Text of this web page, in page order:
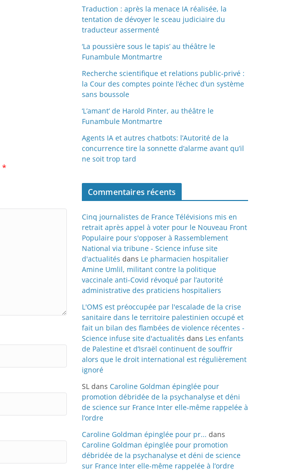
*
Traduction : après la menace IA réalisée, la
tentation de dévoyer le sceau judiciaire du
traducteur assermenté
‘La poussière sous le tapis’ au théâtre le
Funambule Montmartre
Recherche scientifique et relations public-privé :
la Cour des comptes pointe l’échec d’un système
sans boussole
‘L’amant’ de Harold Pinter, au théâtre le
Funambule Montmartre
Agents IA et autres chatbots: l’Autorité de la
concurrence tire la sonnette d’alarme avant qu’il
ne soit trop tard
Commentaires récents
Cinq journalistes de France Télévisions mis en
retrait après appel à voter pour le Nouveau Front
Populaire pour s'opposer à Rassemblement
National via tribune - Science infuse site
d'actualités dans Le pharmacien hospitalier
Amine Umlil, militant contre la politique
vaccinale anti-Covid révoqué par l’autorité
administrative des praticiens hospitaliers
L'OMS est préoccupée par l'escalade de la crise
sanitaire dans le territoire palestinien occupé et
fait un bilan des flambées de violence récentes -
Science infuse site d'actualités dans Les enfants
de Palestine et d’Israël continuent de souffrir
alors que le droit international est régulièrement
ignoré
SL dans Caroline Goldman épinglée pour
promotion débridée de la psychanalyse et déni
de science sur France Inter elle-même rappelée à
l’ordre
Caroline Goldman épinglée pour pr... dans
Caroline Goldman épinglée pour promotion
débridée de la psychanalyse et déni de science
sur France Inter elle-même rappelée à l’ordre